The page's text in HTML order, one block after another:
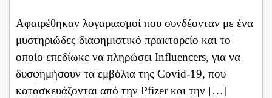
Αφαιρέθηκαν λογαριασμοί που συνδέονταν με ένα
μυστηριώδες διαφημιστικό πρακτορείο και το
οποίο επεδίωκε να πληρώσει Influencers, για να
δυσφημήσουν τα εμβόλια της Covid-19, που
κατασκευάζονται από την Pfizer και την […]